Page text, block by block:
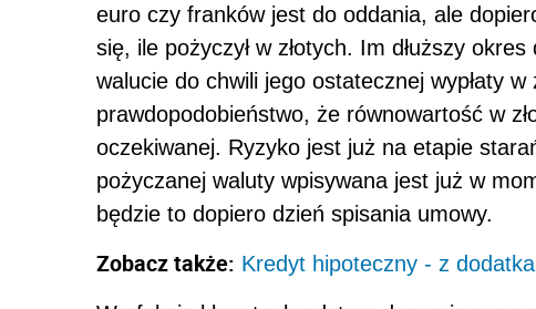
euro czy franków jest do oddania, ale
się, ile pożyczył w złotych. Im dłuższy
walucie do chwili jego ostatecznej wypłaty w
prawdopodobieństwo, że równowartość w
oczekiwanej. Ryzyko jest już na etapie
pożyczanej waluty wpisywana jest już w
będzie to dopiero dzień spisania umowy.
Zobacz także: Kredyt hipoteczny - z